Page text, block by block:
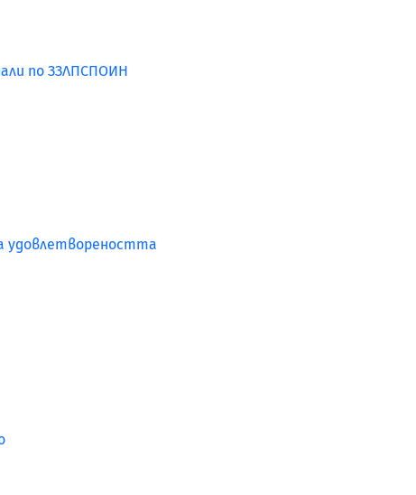
по ЗЗЛПСПОИН
удовлетвореността